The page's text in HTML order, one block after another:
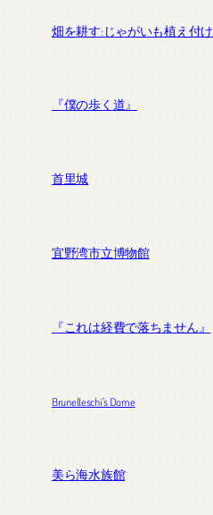
畑を耕す:じゃがいも植え付け
『僕の歩く道』
首里城
宜野湾市立博物館
『これは経費で落ちません』
Brunelleschi’s Dome
美ら海水族館